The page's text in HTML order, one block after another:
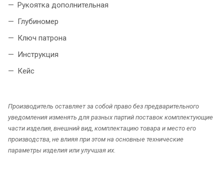
Рукоятка дополнительная
Глубиномер
Ключ патрона
Инструкция
Кейс
Производитель оставляет за собой право без предварительного
уведомления изменять для разных партий поставок комплектующие
части изделия, внешний вид, комплектацию товара и место его
производства, не влияя при этом на основные технические
параметры изделия или улучшая их.